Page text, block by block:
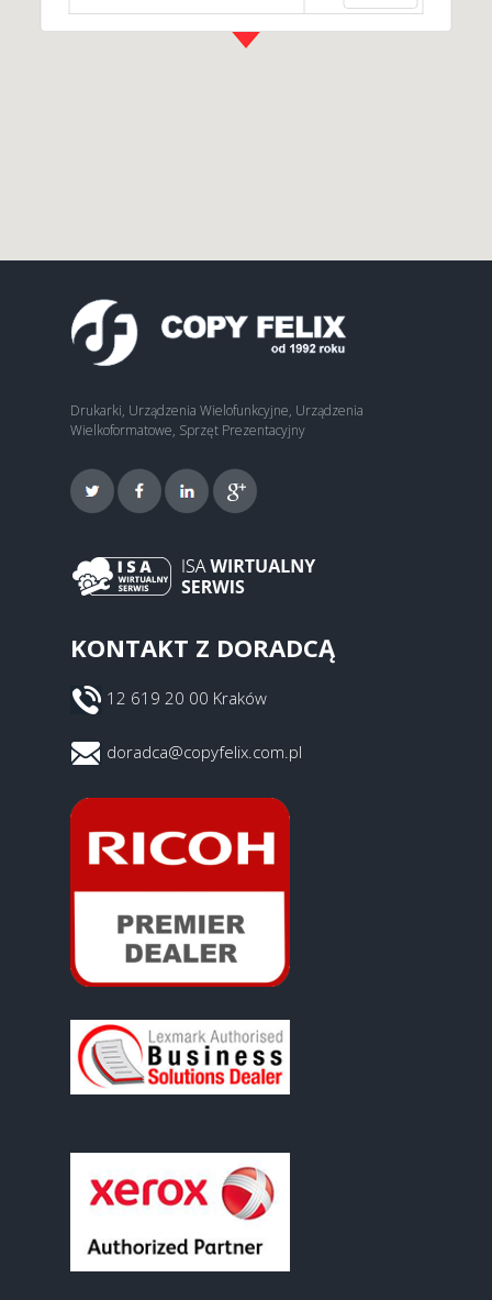
Drukarki, Urządzenia Wielofunkcyjne, Urządzenia
Wielkoformatowe, Sprzęt Prezentacyjny
KONTAKT Z DORADCĄ
12 619 20 00 Kraków
doradca@copyfelix.com.pl